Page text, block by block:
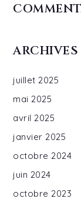
ARCHIVES
juillet 2025
mai 2025
avril 2025
janvier 2025
octobre 2024
juin 2024
octobre 2023